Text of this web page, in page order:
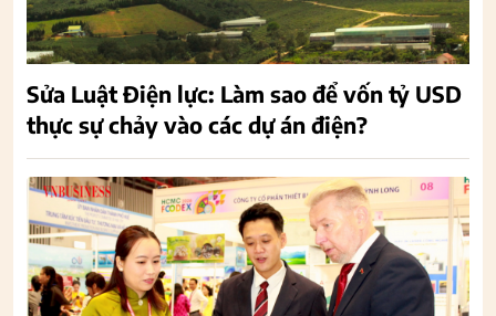
Sửa Luật Điện lực: Làm sao để vốn tỷ USD
thực sự chảy vào các dự án điện?